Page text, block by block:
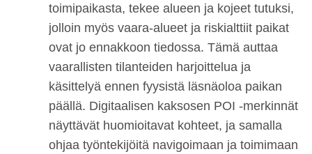
toimipaikasta, tekee alueen ja kojeet tutuksi,
jolloin myös vaara-alueet ja riskialttiit paikat
ovat jo ennakkoon tiedossa. Tämä auttaa
vaarallisten tilanteiden harjoittelua ja
käsittelyä ennen fyysistä läsnäoloa paikan
päällä. Digitaalisen kaksosen POI -merkinnät
näyttävät huomioitavat kohteet, ja samalla
ohjaa työntekijöitä navigoimaan ja toimimaan